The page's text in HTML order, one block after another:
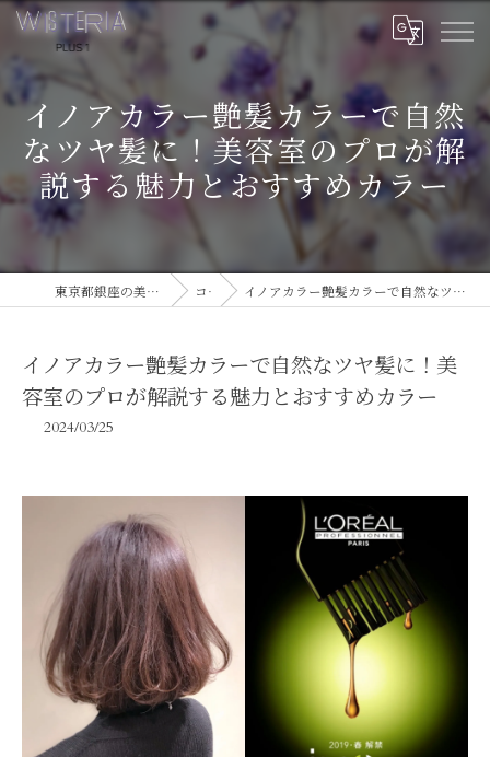
イノアカラー艶髪カラーで自然
なツヤ髪に！美容室のプロが解
説する魅力とおすすめカラー
東京都銀座の美容室ならWISTERIA PLUS 1 コラム イノアカラー艶髪カラーで自然なツヤ髪に！美容室のプロが解説する魅力とおすすめカラー
イノアカラー艶髪カラーで自然なツヤ髪に！美
容室のプロが解説する魅力とおすすめカラー
2024/03/25